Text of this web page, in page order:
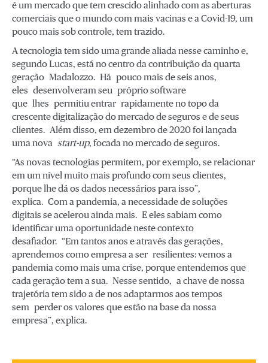
é um mercado que tem crescido alinhado com as aberturas
comerciais que o mundo com mais vacinas e a Covid-19, um
pouco mais sob controle, tem trazido.
A tecnologia tem sido uma grande aliada nesse caminho e,
segundo Lucas, está no centro da contribuição da quarta
geração Madalozzo. Há pouco mais de seis anos,
eles desenvolveram seu próprio software
que lhes permitiu entrar rapidamente no topo da
crescente digitalização do mercado de seguros e de seus
clientes. Além disso, em dezembro de 2020 foi lançada
uma nova start-up, focada no mercado de seguros.
“As novas tecnologias permitem, por exemplo, se relacionar
em um nível muito mais profundo com seus clientes,
porque lhe dá os dados necessários para isso”,
explica. Com a pandemia, a necessidade de soluções
digitais se acelerou ainda mais. E eles sabiam como
identificar uma oportunidade neste contexto
desafiador. “Em tantos anos e através das gerações,
aprendemos como empresa a ser resilientes: vemos a
pandemia como mais uma crise, porque entendemos que
cada geração tem a sua. Nesse sentido, a chave de nossa
trajetória tem sido a de nos adaptarmos aos tempos
sem perder os valores que estão na base da nossa
empresa”, explica.